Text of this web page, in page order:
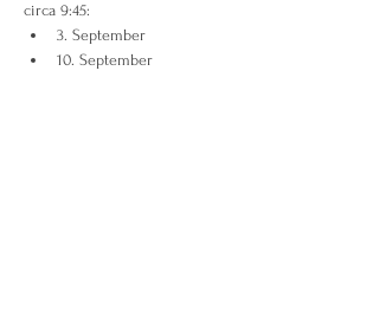
circa 9:45:
3. September
10. September